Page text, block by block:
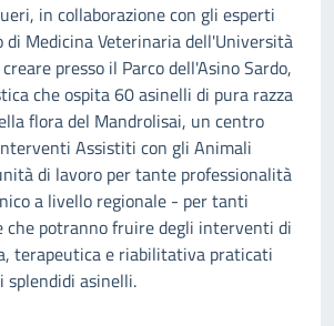
in collaborazione con gli esperti
Medicina Veterinaria dell'Università
presso il Parco dell'Asino Sardo,
che ospita 60 asinelli di pura razza
flora del Mandrolisai, un centro
Assistiti con gli Animali
di lavoro per tante professionalità
a livello regionale - per tanti
che potranno fruire degli interventi di
terapeutica e riabilitativa praticati
splendidi asinelli.